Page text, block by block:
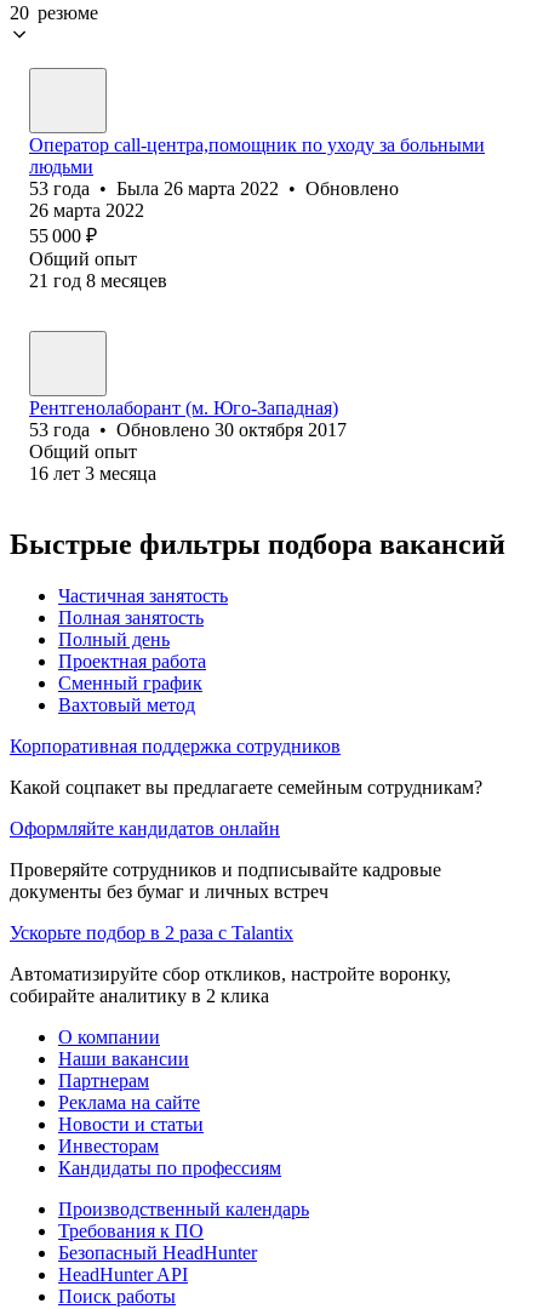
20 резюме
Оператор call-центра,помощник по уходу за больными
людьми
53 года • Была 26 марта 2022 • Обновлено
26 марта 2022
55 000 ₽
Общий опыт
21 год 8 месяцев
Рентгенолаборант ‎(м. Юго-Западная)
53 года • Обновлено 30 октября 2017
Общий опыт
16 лет 3 месяца
Быстрые фильтры подбора вакансий
Частичная занятость
Полная занятость
Полный день
Проектная работа
Сменный график
Вахтовый метод
Корпоративная поддержка сотрудников
Какой соцпакет вы предлагаете семейным сотрудникам?
Оформляйте кандидатов онлайн
Проверяйте сотрудников и подписывайте кадровые
документы без бумаг и личных встреч
Ускорьте подбор в 2 раза с Talantix
Автоматизируйте сбор откликов, настройте воронку,
собирайте аналитику в 2 клика
О компании
Наши вакансии
Партнерам
Реклама на сайте
Новости и статьи
Инвесторам
Кандидаты по профессиям
Производственный календарь
Требования к ПО
Безопасный HeadHunter
HeadHunter API
Поиск работы